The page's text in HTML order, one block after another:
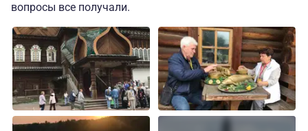
вопросы все получали.